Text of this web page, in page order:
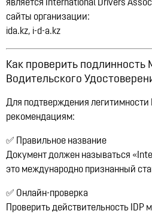
является International Drivers
сайты организации:
ida.kz, i-d-a.kz
Как проверить
Водительского
Для подтверждения легитимности
рекомендациям:
✅
Правильное название
Документ должен называться
это международно признанный
✅ Онлайн-проверка
Проверить действительность